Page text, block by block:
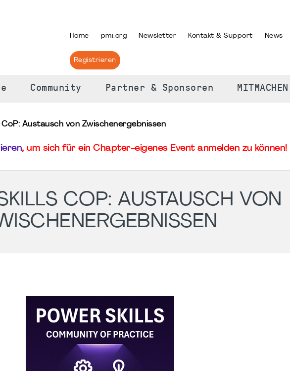
Home pmi.org Newsletter Kontakt & Support News
Registrieren
Community Partner & Sponsoren MITMACHEN
CoP: Austausch von Zwischenergebnissen
, um sich für ein Chapter-eigenes Event anmelden zu können!
COP: AUSTAUSCH VON
LG